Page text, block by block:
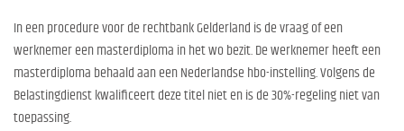
In een procedure voor de rechtbank Gelderland is de vraag of een
werknemer een masterdiploma in het wo bezit. De werknemer heeft een
masterdiploma behaald aan een Nederlandse hbo-instelling. Volgens de
Belastingdienst kwalificeert deze titel niet en is de 30%-regeling niet van
toepassing.